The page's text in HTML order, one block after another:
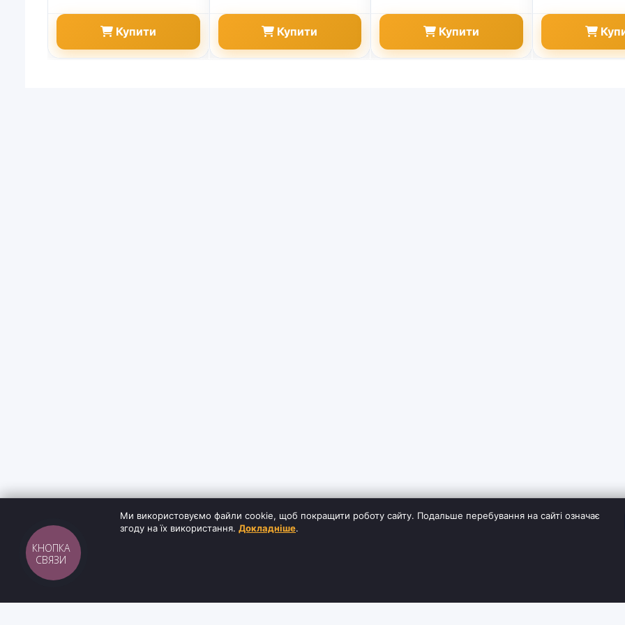
Купити Купити Купити
Ми використовуємо файли cookie, щоб покращити роботу сайту. Подальше перебування на сайті означає
згоду на їх використання. Докладніше.
КНОПКА
СВЯЗИ